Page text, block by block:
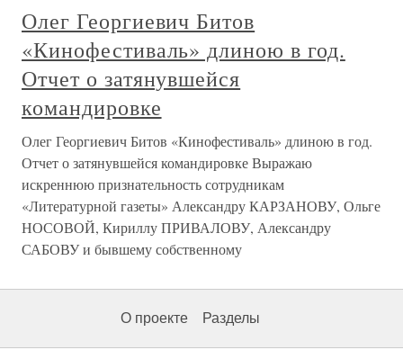
Олег Георгиевич Битов
«Кинофестиваль» длиною в год.
Отчет о затянувшейся
командировке
Олег Георгиевич Битов «Кинофестиваль» длиною в год.
Отчет о затянувшейся командировке Выражаю
искреннюю признательность сотрудникам
«Литературной газеты» Александру КАРЗАНОВУ, Ольге
НОСОВОЙ, Кириллу ПРИВАЛОВУ, Александру
САБОВУ и бывшему собственному
О проекте Разделы